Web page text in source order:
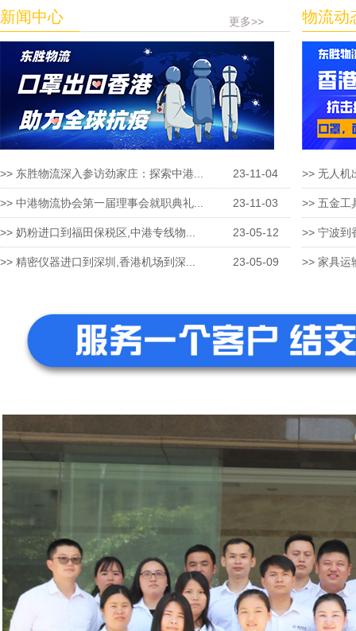
新闻中心 更多>>
>> 东胜物流深入参访劲家庄：探索中港... 23-11-04
>> 中港物流协会第一届理事会就职典礼... 23-11-03
>> 奶粉进口到福田保税区,中港专线物... 23-05-12
>> 精密仪器进口到深圳,香港机场到深... 23-05-09
物流动
>> 无人机
>> 五金工
>> 宁波到
>> 家具运